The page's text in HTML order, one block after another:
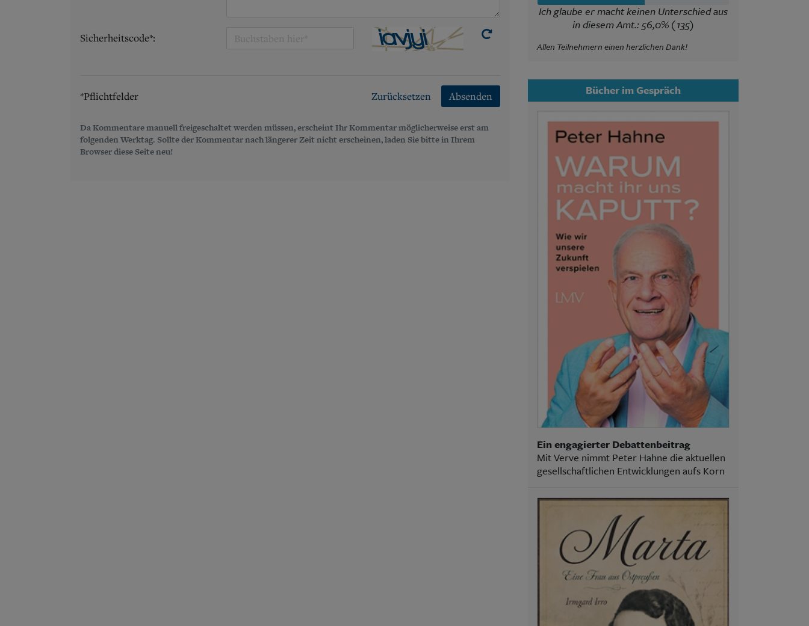
Sicherheitscode*:
*Pflichtfelder Zurücksetzen Absenden
Da Kommentare manuell freigeschaltet werden müssen, erscheint Ihr Kommentar möglicherweise erst am
folgenden Werktag. Sollte der Kommentar nach längerer Zeit nicht erscheinen, laden Sie bitte in Ihrem
Browser diese Seite neu!
Ich glaube er macht keinen Unterschied aus
in diesem Amt.: 56,0% (135)
Allen Teilnehmern einen herzlichen Dank!
Bücher im Gespräch
Ein engagierter Debattenbeitrag
Mit Verve nimmt Peter Hahne die aktuellen
gesellschaftlichen Entwicklungen aufs Korn